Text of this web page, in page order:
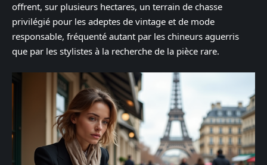
offrent, sur plusieurs hectares, un terrain de chasse
privilégié pour les adeptes de vintage et de mode
responsable, fréquenté autant par les chineurs aguerris
que par les stylistes à la recherche de la pièce rare.